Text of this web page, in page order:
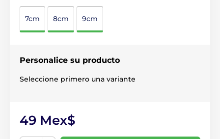
7cm 8cm 9cm
Personalice su producto
Seleccione primero una variante
49 Mex$